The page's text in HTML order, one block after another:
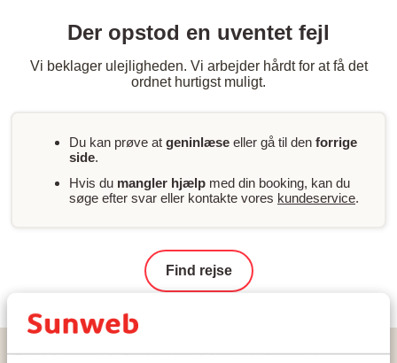
Der opstod en uventet fejl
Vi beklager ulejligheden. Vi arbejder hårdt for at få det
ordnet hurtigst muligt.
Du kan prøve at geninlæse eller gå til den forrige
side.
Hvis du mangler hjælp med din booking, kan du
søge efter svar eller kontakte vores kundeservice.
Find rejse
Hjem Rejser Grækenland Kreta
Gouves